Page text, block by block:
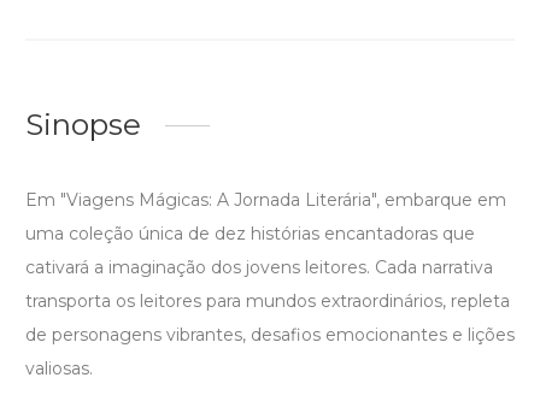
Sinopse
Em "Viagens Mágicas: A Jornada Literária", embarque em
uma coleção única de dez histórias encantadoras que
cativará a imaginação dos jovens leitores. Cada narrativa
transporta os leitores para mundos extraordinários, repleta
de personagens vibrantes, desafios emocionantes e lições
valiosas.